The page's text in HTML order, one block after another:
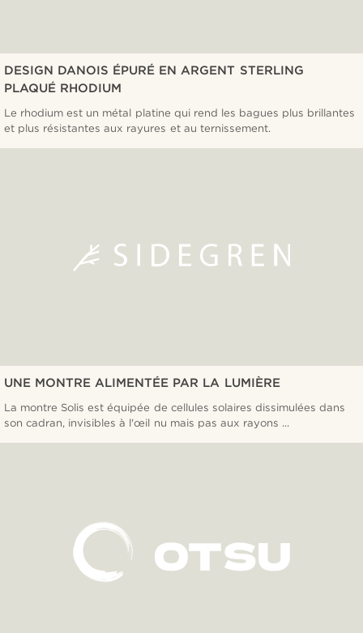
DESIGN DANOIS ÉPURÉ EN ARGENT STERLING
PLAQUÉ RHODIUM
Le rhodium est un métal platine qui rend les bagues plus brillantes
et plus résistantes aux rayures et au ternissement.
UNE MONTRE ALIMENTÉE PAR LA LUMIÈRE
La montre Solis est équipée de cellules solaires dissimulées dans
son cadran, invisibles à l'œil nu mais pas aux rayons ...